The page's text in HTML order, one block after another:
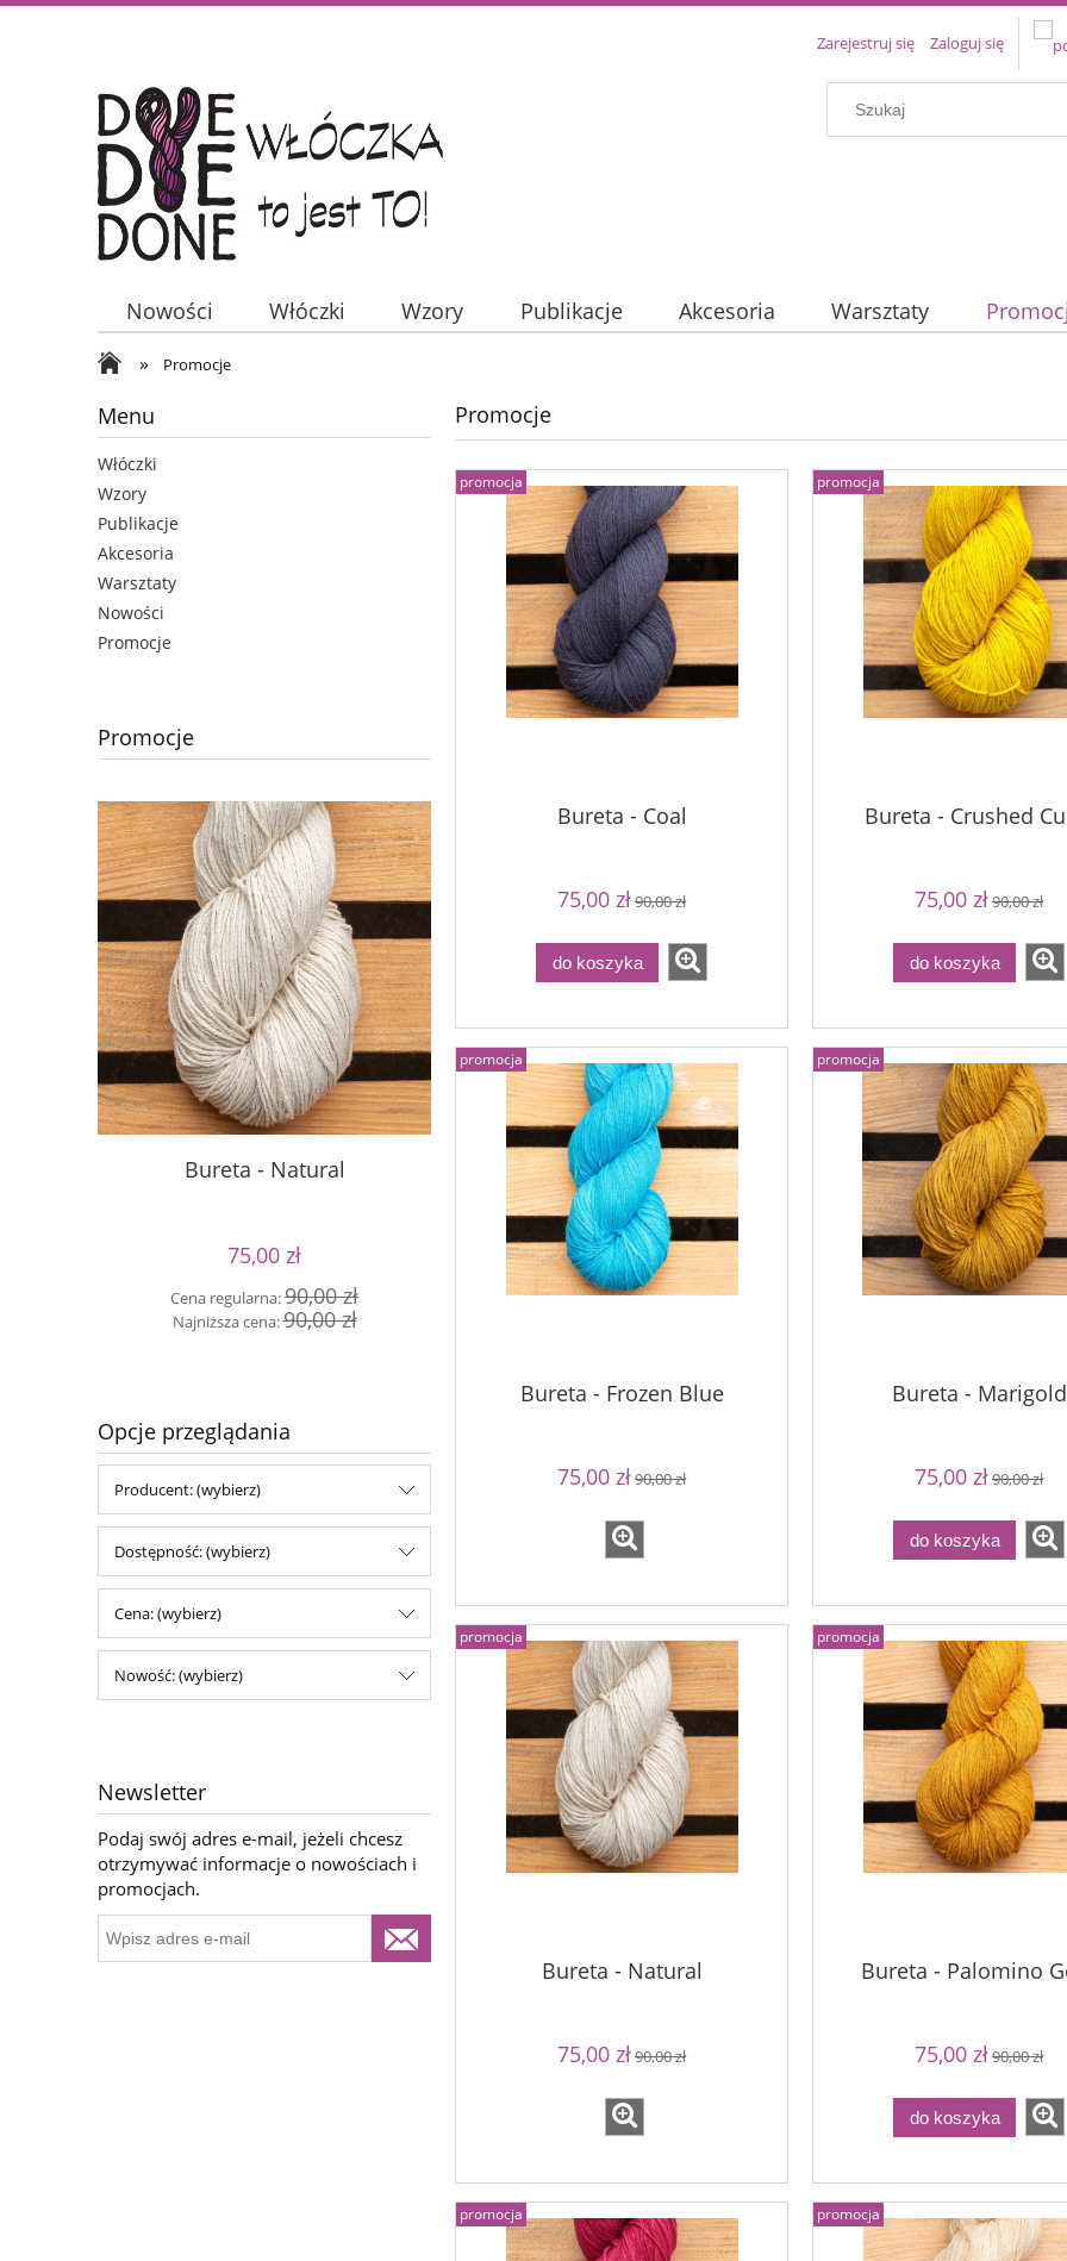
Zarejestruj się Zaloguj się
Nowości Włóczki Wzory Publikacje Akcesoria Warsztaty
» Promocje
Menu
Włóczki
Wzory
Publikacje
Akcesoria
Warsztaty
Nowości
Promocje
Promocje
Bureta - Natural
75,00 zł
Cena regularna:90,00 zł
Najniższa cena:90,00 zł
Bureta - Palomino Gold
75,00 zł
Cena regularna:90,00 zł
Najniższa cena:90,00 zł
Bureta - Perfect Powder
75,00 zł
Cena regularna:90,00 zł
Opcje przeglądania
Producent: (wybierz)
Dostępność: (wybierz)
Cena: (wybierz)
Nowość: (wybierz)
Newsletter
Podaj swój adres e-mail, jeżeli chcesz
otrzymywać informacje o nowościach i
promocjach.
Promocje
Bureta - Coal
75,00 zł90,00 zł
do koszyka
promocja
Bureta - Crushed
75,00 zł90,00 zł
do koszyka
promocja
Bureta - Frozen Blue
75,00 zł90,00 zł
promocja
Bureta - Marigold
75,00 zł90,00 zł
do koszyka
promocja
Bureta - Natural
75,00 zł90,00 zł
promocja
Bureta - Palomino
75,00 zł90,00 zł
do koszyka
promocja
promocja promocja